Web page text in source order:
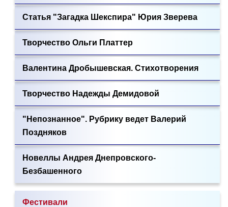
Статья "Загадка Шекспира" Юрия Зверева
Творчество Ольги Платтер
Валентина Дробышевская. Стихотворения
Творчество Надежды Демидовой
"Непознанное". Рубрику ведет Валерий
Поздняков
Новеллы Андрея Днепровского-
Безбашенного
Фестивали